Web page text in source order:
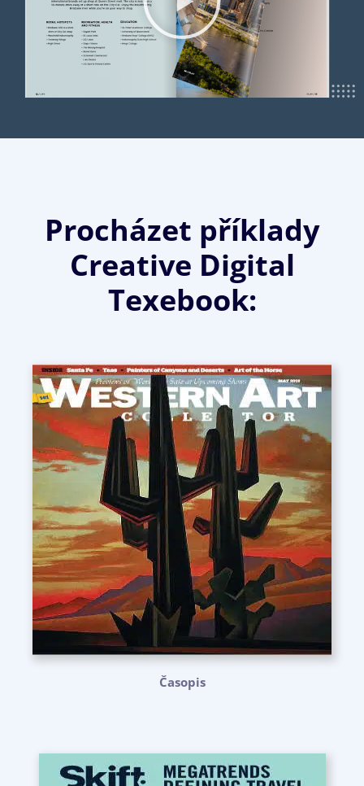
Procházet příklady
Creative Digital
Texebook:
Časopis